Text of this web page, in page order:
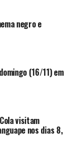
negro e
(16/11) em
visitam
nos dias 8,